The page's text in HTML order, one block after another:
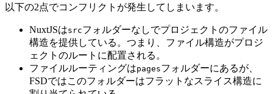
以下の2点でコンフリクトが発生してしまいます。
NuxtJSはsrcフォルダーなしでプロジェクトのファイル
構造を提供している。つまり、ファイル構造がプロジ
ェクトのルートに配置される。
ファイルルーティングはpagesフォルダーにあるが、
FSDではこのフォルダーはフラットなスライス構造に